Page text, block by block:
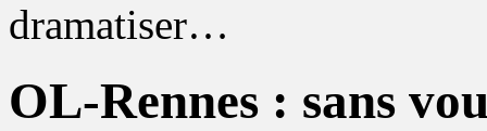
dramatiser…
OL-Rennes : sans